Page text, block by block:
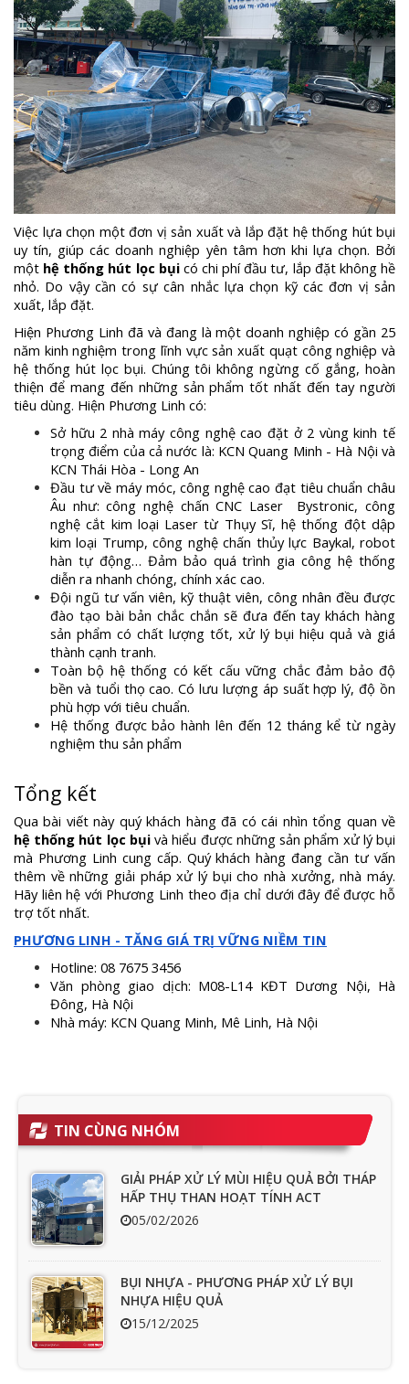
Việc lựa chọn một đơn vị sản xuất và lắp đặt hệ thống hút bụi
uy tín, giúp các doanh nghiệp yên tâm hơn khi lựa chọn. Bởi
một hệ thống hút lọc bụicó chi phí đầu tư, lắp đặt không hề
nhỏ. Do vậy cần có sự cân nhắc lựa chọn kỹ các đơn vị sản
xuất, lắp đặt.
Hiện Phương Linh đã và đang là một doanh nghiệp có gần 25
năm kinh nghiệm trong lĩnh vực sản xuất quạt công nghiệp và
hệ thống hút lọc bụi. Chúng tôi không ngừng cố gắng, hoàn
thiện để mang đến những sản phẩm tốt nhất đến tay người
tiêu dùng. Hiện Phương Linh có:
Sở hữu 2 nhà máy công nghệ cao đặt ở 2 vùng kinh tế
trọng điểm của cả nước là: KCN Quang Minh - Hà Nội và
KCN Thái Hòa - Long An
Đầu tư về máy móc, công nghệ cao đạt tiêu chuẩn châu
Âu như: công nghệ chấn CNC Laser Bystronic, công
nghệ cắt kim loại Laser từ Thụy Sĩ, hệ thống đột dập
kim loại Trump, công nghệ chấn thủy lực Baykal, robot
hàn tự động… Đảm bảo quá trình gia công hệ thống
diễn ra nhanh chóng, chính xác cao.
Đội ngũ tư vấn viên, kỹ thuật viên, công nhân đều được
đào tạo bài bản chắc chắn sẽ đưa đến tay khách hàng
sản phẩm có chất lượng tốt, xử lý bụi hiệu quả và giá
thành cạnh tranh.
Toàn bộ hệ thống có kết cấu vững chắc đảm bảo độ
bền và tuổi thọ cao. Có lưu lượng áp suất hợp lý, độ ồn
phù hợp với tiêu chuẩn.
Hệ thống được bảo hành lên đến 12 tháng kể từ ngày
nghiệm thu sản phẩm
Tổng kết
Qua bài viết này quý khách hàng đã có cái nhìn tổng quan về
hệ thống hút lọc bụivà hiểu được những sản phẩm xử lý bụi
mà Phương Linh cung cấp. Quý khách hàng đang cần tư vấn
thêm về những giải pháp xử lý bụi cho nhà xưởng, nhà máy.
Hãy liên hệ với Phương Linh theo địa chỉ dưới đây để được hỗ
trợ tốt nhất.
PHƯƠNG LINH - TĂNG GIÁ TRỊ VỮNG NIỀM TIN
Hotline: 08 7675 3456
Văn phòng giao dịch: M08-L14 KĐT Dương Nội, Hà
Đông, Hà Nội
Nhà máy: KCN Quang Minh, Mê Linh, Hà Nội
TIN CÙNG NHÓM
GIẢI PHÁP XỬ LÝ MÙI HIỆU QUẢ BỞI THÁP
HẤP THỤ THAN HOẠT TÍNH ACT
05/02/2026
BỤI NHỰA - PHƯƠNG PHÁP XỬ LÝ BỤI
NHỰA HIỆU QUẢ
15/12/2025